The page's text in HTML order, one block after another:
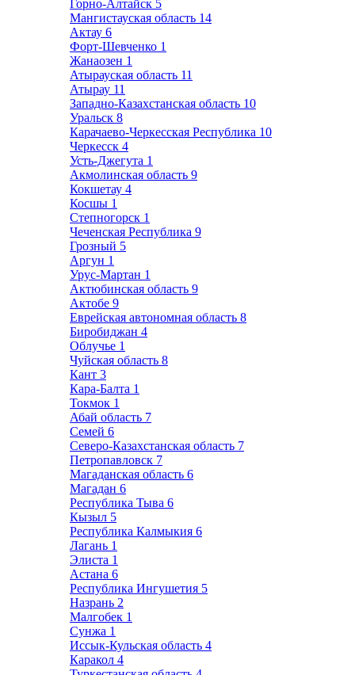
Горно-Алтайск 5
Мангистауская область 14
Актау 6
Форт-Шевченко 1
Жанаозен 1
Атырауская область 11
Атырау 11
Западно-Казахстанская область 10
Уральск 8
Карачаево-Черкесская Республика 10
Черкесск 4
Усть-Джегута 1
Акмолинская область 9
Кокшетау 4
Косшы 1
Степногорск 1
Чеченская Республика 9
Грозный 5
Аргун 1
Урус-Мартан 1
Актюбинская область 9
Актобе 9
Еврейская автономная область 8
Биробиджан 4
Облучье 1
Чуйская область 8
Кант 3
Кара-Балта 1
Токмок 1
Абай область 7
Семей 6
Северо-Казахстанская область 7
Петропавловск 7
Магаданская область 6
Магадан 6
Республика Тыва 6
Кызыл 5
Республика Калмыкия 6
Лагань 1
Элиста 1
Астана 6
Республика Ингушетия 5
Назрань 2
Малгобек 1
Сунжа 1
Иссык-Кульская область 4
Каракол 4